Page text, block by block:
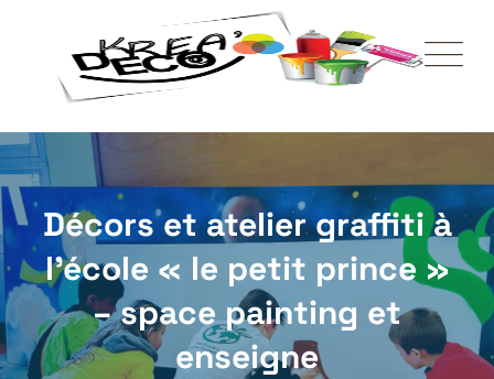
Décors et atelier graffiti à
l’école « le petit prince »
– space painting et
enseigne